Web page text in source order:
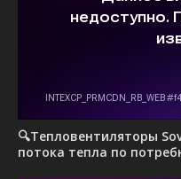
🔍Тепловентиляторы
потока тепла по